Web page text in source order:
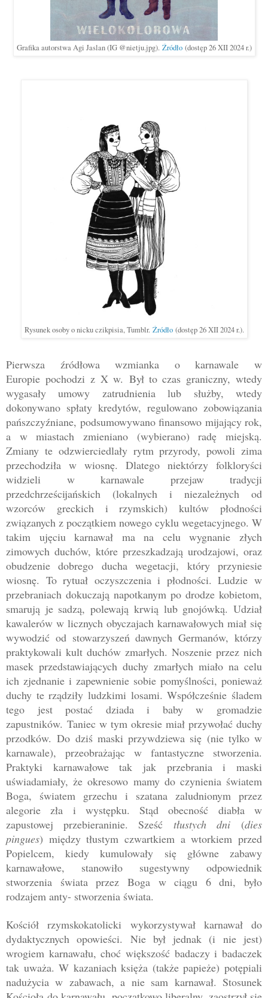
Grafika autorstwa Agi Jaslan (IG @nietju.jpg). Źródło(dostęp 26 XII 2024 r.)
Rysunek osoby o nicku czikpisia, Tumblr. Źródło(dostęp 26 XII 2024 r.).
Pierwsza źródłowa wzmianka o karnawale w
Europiepochodzi zX w. Był to czas graniczny, wtedy
wygasały umowy zatrudnienia lub służby, wtedy
dokonywano spłaty kredytów, regulowano zobowiązania
pańszczyźniane, podsumowywano finansowo mijający rok,
a w miastach zmieniano (wybierano) radę miejską.
Zmiany te odzwierciedlały rytm przyrody, powoli zima
przechodziła w wiosnę. Dlatego niektórzy folkloryści
widzieli w karnawale przejaw tradycji
przedchrześcijańskich (lokalnych i niezależnych od
wzorców greckich i rzymskich) kultów płodności
związanych z początkiem nowego cyklu wegetacyjnego. W
takim ujęciu karnawał ma na celu wygnanie złych
zimowych duchów, które przeszkadzają urodzajowi, oraz
obudzenie dobrego ducha wegetacji, który przyniesie
wiosnę. To rytuał oczyszczenia i płodności. Ludzie w
przebraniach dokuczają napotkanym po drodze kobietom,
smarują je sadzą, polewają krwią lub gnojówką. Udział
kawalerów w licznych obyczajach karnawałowych miał się
wywodzić od stowarzyszeń dawnych Germanów, którzy
praktykowali kult duchów zmarłych. Noszenie przez nich
masek przedstawiających duchy zmarłych miało na celu
ich zjednanie i zapewnienie sobie pomyślności, ponieważ
duchy te rządziły ludzkimi losami. Współcześnie śladem
tego jest postać dziada i baby w gromadzie
zapustników. Taniec w tym okresie miał przywołać duchy
przodków.Do dziś maski przywdziewa się (nie tylko w
karnawale), przeobrażając w fantastyczne stworzenia.
Praktyki karnawałowe tak jak przebrania i maski
uświadamiały, że okresowo mamy do czynienia światem
Boga, światem grzechu i szatana zaludnionym przez
alegorie zła i występku. Stąd obecność diabła w
zapustowej przebieraninie. Sześć tłustych dni (dies
pingues) między tłustym czwartkiem a wtorkiem przed
Popielcem, kiedy kumulowały się główne zabawy
karnawałowe, stanowiło sugestywny odpowiednik
stworzenia świata przez Boga w ciągu 6 dni, było
rodzajem anty- stworzenia świata.
Kościół rzymskokatolicki wykorzystywał karnawał do
dydaktycznych opowieści. Nie był jednak (i nie jest)
wrogiem karnawału, choć większość badaczy i badaczek
tak uważa. W kazaniach księża (także papieże) potępiali
nadużycia w zabawach, a nie sam karnawał. Stosunek